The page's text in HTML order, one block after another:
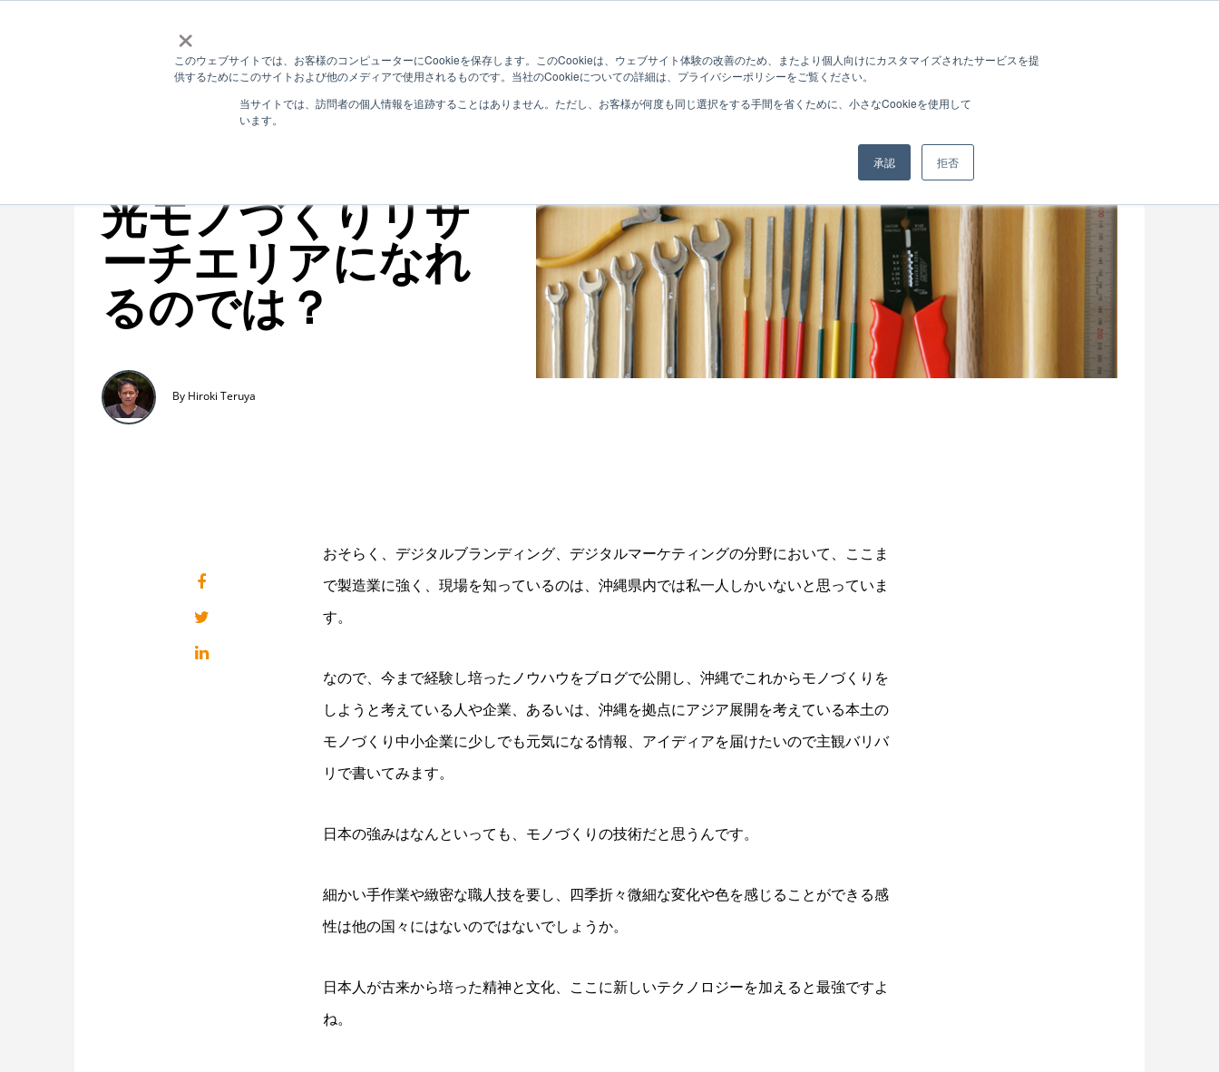
×
このウェブサイトでは、お客様のコンピューターにCookieを保存します。このCookieは、ウェブサイト体験の改善のため、またより個人向けにカスタマイズされたサービスを提
供するためにこのサイトおよび他のメディアで使用されるものです。当社のCookieについての詳細は、プライバシーポリシーをご覧ください。
当サイトでは、訪問者の個人情報を追跡することはありません。ただし、お客様が何度も同じ選択をする手間を省くために、小さなCookieを使用して
います。
承認 拒否
光モノづくりリサ
ーチエリアになれ
るのでは？
By Hiroki Teruya
おそらく、デジタルブランディング、デジタルマーケティングの分野において、ここま
で製造業に強く、現場を知っているのは、沖縄県内では私一人しかいないと思っていま
す。
なので、今まで経験し培ったノウハウをブログで公開し、沖縄でこれからモノづくりを
しようと考えている人や企業、あるいは、沖縄を拠点にアジア展開を考えている本土の
モノづくり中小企業に少しでも元気になる情報、アイディアを届けたいので主観バリバ
リで書いてみます。
日本の強みはなんといっても、モノづくりの技術だと思うんです。
細かい手作業や緻密な職人技を要し、四季折々微細な変化や色を感じることができる感
性は他の国々にはないのではないでしょうか。
日本人が古来から培った精神と文化、ここに新しいテクノロジーを加えると最強ですよ
ね。